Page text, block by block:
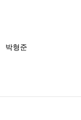
박형준